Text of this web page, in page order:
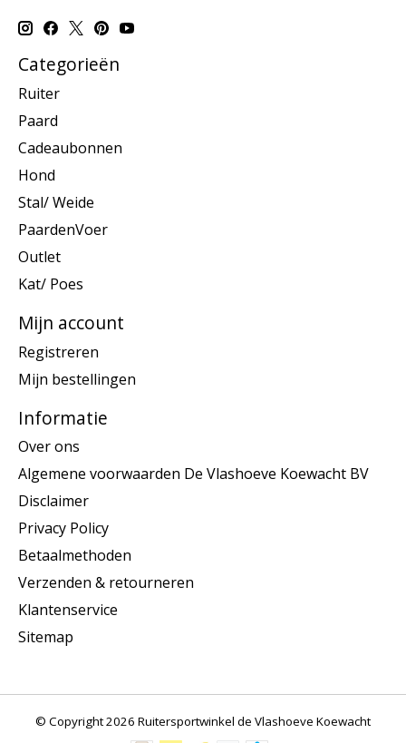
Categorieën
Ruiter
Paard
Cadeaubonnen
Hond
Stal/ Weide
PaardenVoer
Outlet
Kat/ Poes
Mijn account
Registreren
Mijn bestellingen
Informatie
Over ons
Algemene voorwaarden De Vlashoeve Koewacht BV
Disclaimer
Privacy Policy
Betaalmethoden
Verzenden & retourneren
Klantenservice
Sitemap
© Copyright 2026 Ruitersportwinkel de Vlashoeve Koewacht